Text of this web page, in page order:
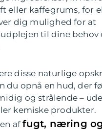
eller kaffegrums, for
dig mulighed for at
til dine behov
disse naturlige
du opnå en hud, der
og strålende –
kemiske produkter.
affugt, næring